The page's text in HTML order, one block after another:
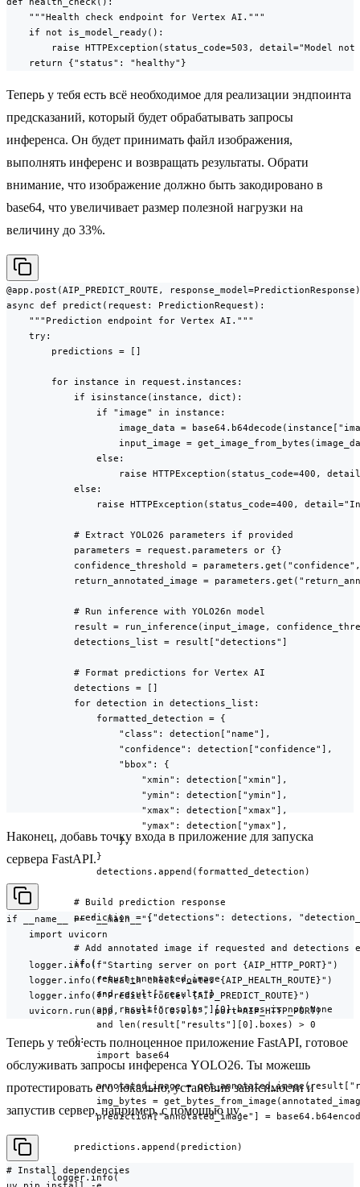
    """Health check endpoint for Vertex AI."""
    if not is_model_ready():
raise HTTPException(status_code=503, detail="Model not
    return {"status": "healthy"}
Теперь у тебя есть всё необходимое для реализации эндпоинта
предсказаний, который будет обрабатывать запросы
инференса. Он будет принимать файл изображения,
выполнять инференс и возвращать результаты. Обрати
внимание, что изображение должно быть закодировано в
base64, что увеличивает размер полезной нагрузки на
величину до 33%.
@app.post(AIP_PREDICT_ROUTE, response_model=PredictionResponse)
async def predict(request: PredictionRequest):
    """Prediction endpoint for Vertex AI."""
    try:
        predictions = []
        for instance in request.instances:
            if isinstance(instance, dict):
                if "image" in instance:
image_data =
input_image =
                else:
raise HTTPException(status_code=400,
            else:
raise HTTPException(status_code=400,
            # Extract YOLO26 parameters if provided
            parameters = request.parameters or {}
confidence_threshold =
return_annotated_image =
            # Run inference with YOLO26n model
result = run_inference(input_image,
            detections_list = result["detections"]
            # Format predictions for Vertex AI
            detections = []
            for detection in detections_list:
                formatted_detection = {
                    "class": detection["name"],
                    "confidence": detection["confidence"],
                    "bbox": {
                        "xmin": detection["xmin"],
                        "ymin": detection["ymin"],
                        "xmax": detection["xmax"],
                        "ymax": detection["ymax"],
                    },
                }
                detections.append(formatted_detection)
            # Build prediction response
prediction = {"detections": detections,
# Add annotated image if requested and detections
            if (
                return_annotated_image
                and result["results"]
                and result["results"][0].boxes is not None
                and len(result["results"][0].boxes) > 0
            ):
                import base64
annotated_image =
img_bytes =
prediction["annotated_image"] =
            predictions.append(prediction)
        logger.info(
Наконец, добавь точку входа в приложение для запуска
сервера FastAPI.
if __name__ == "__main__":
    import uvicorn
    logger.info(f"Starting server on port {AIP_HTTP_PORT}")
    logger.info(f"Health check route: {AIP_HEALTH_ROUTE}")
    logger.info(f"Predict route: {AIP_PREDICT_ROUTE}")
    uvicorn.run(app, host="0.0.0.0", port=AIP_HTTP_PORT)
Теперь у тебя есть полноценное приложение FastAPI, готовое
обслуживать запросы инференса YOLO26. Ты можешь
протестировать его локально, установив зависимости и
запустив сервер, например, с помощью uv.
# Install dependencies